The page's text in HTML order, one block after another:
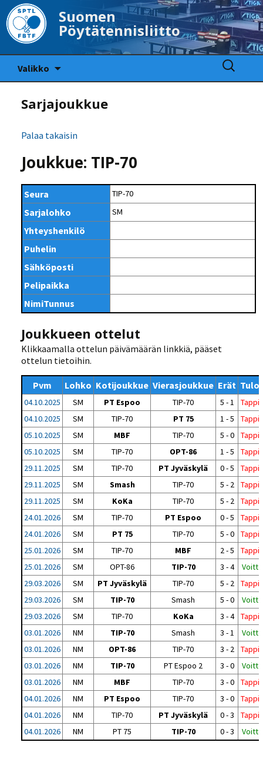
Suomen
Pöytätennisliitto
Valikko
Haku:
Sarjajoukkue
Palaa takaisin
Joukkue: TIP-70
Seura TIP-70
Sarjalohko SM
Yhteyshenkilö
Puhelin
Sähköposti
Pelipaikka
NimiTunnus
Joukkueen ottelut
Klikkaamalla ottelun päivämäärän linkkiä, pääset
ottelun tietoihin.
Pvm Lohko Kotijoukkue Vierasjoukkue Erät
04.10.2025 SM PT Espoo TIP-70 5 - 1
04.10.2025
SM TIP-70 PT 75 1 - 5
05.10.2025
SM MBF TIP-70 5 - 0
05.10.2025
SM TIP-70 OPT-86 1 - 5
29.11.2025
SM TIP-70 PT Jyväskylä 0 - 5
29.11.2025
SM Smash TIP-70 5 - 2
29.11.2025
SM KoKa TIP-70 5 - 2
24.01.2026
SM TIP-70 PT Espoo 0 - 5
24.01.2026
SM PT 75 TIP-70 5 - 0
25.01.2026
SM TIP-70 MBF 2 - 5
25.01.2026
SM OPT-86 TIP-70 3 - 4
Voitto
29.03.2026
SM PT Jyväskylä TIP-70 5 - 2
29.03.2026
SM TIP-70 Smash 5 - 0
Voitto
29.03.2026
SM TIP-70 KoKa 3 - 4
03.01.2026
NM TIP-70 Smash 3 - 1
Voitto
03.01.2026
NM OPT-86 TIP-70 3 - 2
03.01.2026
NM TIP-70 PT Espoo 2 3 - 0
Voitto
03.01.2026
NM MBF TIP-70 3 - 0
04.01.2026
NM PT Espoo TIP-70 3 - 0
04.01.2026
NM TIP-70 PT Jyväskylä 0 - 3
04.01.2026
NM PT 75 TIP-70 0 - 3 Voitto